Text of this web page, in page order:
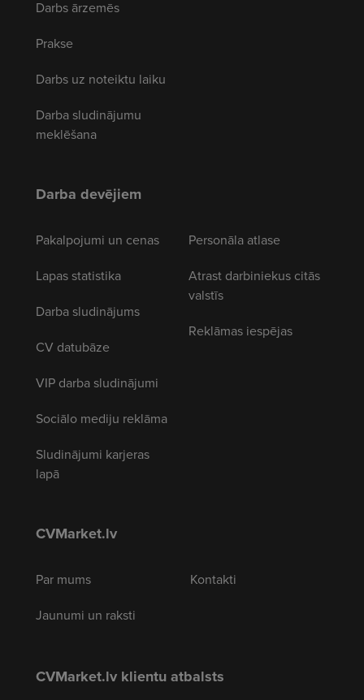
Darbs ārzemēs
Prakse
Darbs uz noteiktu laiku
Darba sludinājumu
meklēšana
Darba devējiem
Pakalpojumi un cenas
Lapas statistika
Darba sludinājums
CV datubāze
VIP darba sludinājumi
Sociālo mediju reklāma
Sludinājumi karjeras
lapā
Personāla atlase
Atrast darbiniekus citās
valstīs
Reklāmas iespējas
CVMarket.lv
Par mums
Jaunumi un raksti
Kontakti
CVMarket.lv klientu atbalsts